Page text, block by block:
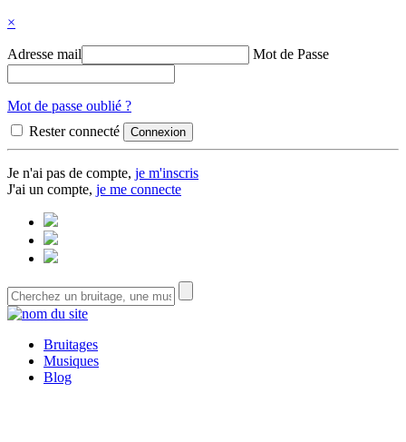
×
Adresse mail Mot de Passe
Mot de passe oublié ?
Rester connecté
Je n'ai pas de compte, je m'inscris
J'ai un compte, je me connecte
Bruitages
Musiques
Blog